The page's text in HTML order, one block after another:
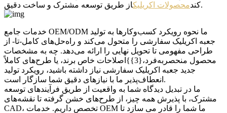
کندمحصولات اکریلیک از طریق توسعه مشترک و ساخت دقیق.
خدمات جامع OEM/ODM ما نحوه رویکرد کسب‌وکارها به تولید
جعبه اکریلیک سفارشی را متحول می‌کند و راه‌حل‌های کامل-تا- از
طراحی مفهومی تا تحویل نهایی را ارائه می‌دهد. چه به مشخصات
محصول منحصربه‌فرد،{3}}اصلاحات خاص برند، یا طرح‌های کاملاً
جدید جعبه اکریلیک سفارشی نیاز داشته باشید، رویکرد تولید
انعطاف‌پذیر ما با نیازهای دقیق شما سازگار است.
ما در تبدیل دیدگاه شما به واقعیت از طریق فرآیندهای توسعه
مشترک، با پذیرش همه چیز، از طرح‌های خشن گرفته تا نقشه‌های
CAD، تخصص داریم. خدمات OEM ما شما را قادر می سازد تا